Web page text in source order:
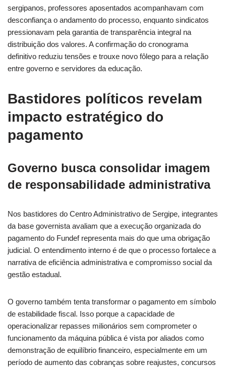
sergipanos, professores aposentados acompanhavam com
desconfiança o andamento do processo, enquanto sindicatos
pressionavam pela garantia de transparência integral na
distribuição dos valores. A confirmação do cronograma
definitivo reduziu tensões e trouxe novo fôlego para a relação
entre governo e servidores da educação.
Bastidores políticos revelam
impacto estratégico do
pagamento
Governo busca consolidar imagem
de responsabilidade administrativa
Nos bastidores do Centro Administrativo de Sergipe, integrantes
da base governista avaliam que a execução organizada do
pagamento do Fundef representa mais do que uma obrigação
judicial. O entendimento interno é de que o processo fortalece a
narrativa de eficiência administrativa e compromisso social da
gestão estadual.
O governo também tenta transformar o pagamento em símbolo
de estabilidade fiscal. Isso porque a capacidade de
operacionalizar repasses milionários sem comprometer o
funcionamento da máquina pública é vista por aliados como
demonstração de equilíbrio financeiro, especialmente em um
período de aumento das cobranças sobre reajustes, concursos